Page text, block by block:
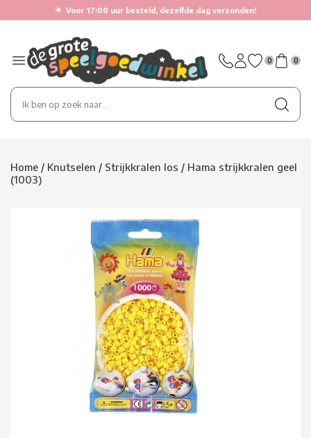
★ Voor 17:00 uur besteld, dezelfde dag verzonden!
0 0
Home / Knutselen / Strijkkralen los / Hama strijkkralen geel
(1003)